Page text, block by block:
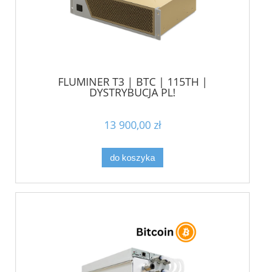
FLUMINER T3 | BTC | 115TH |
DYSTRYBUCJA PL!
13 900,00 zł
do koszyka